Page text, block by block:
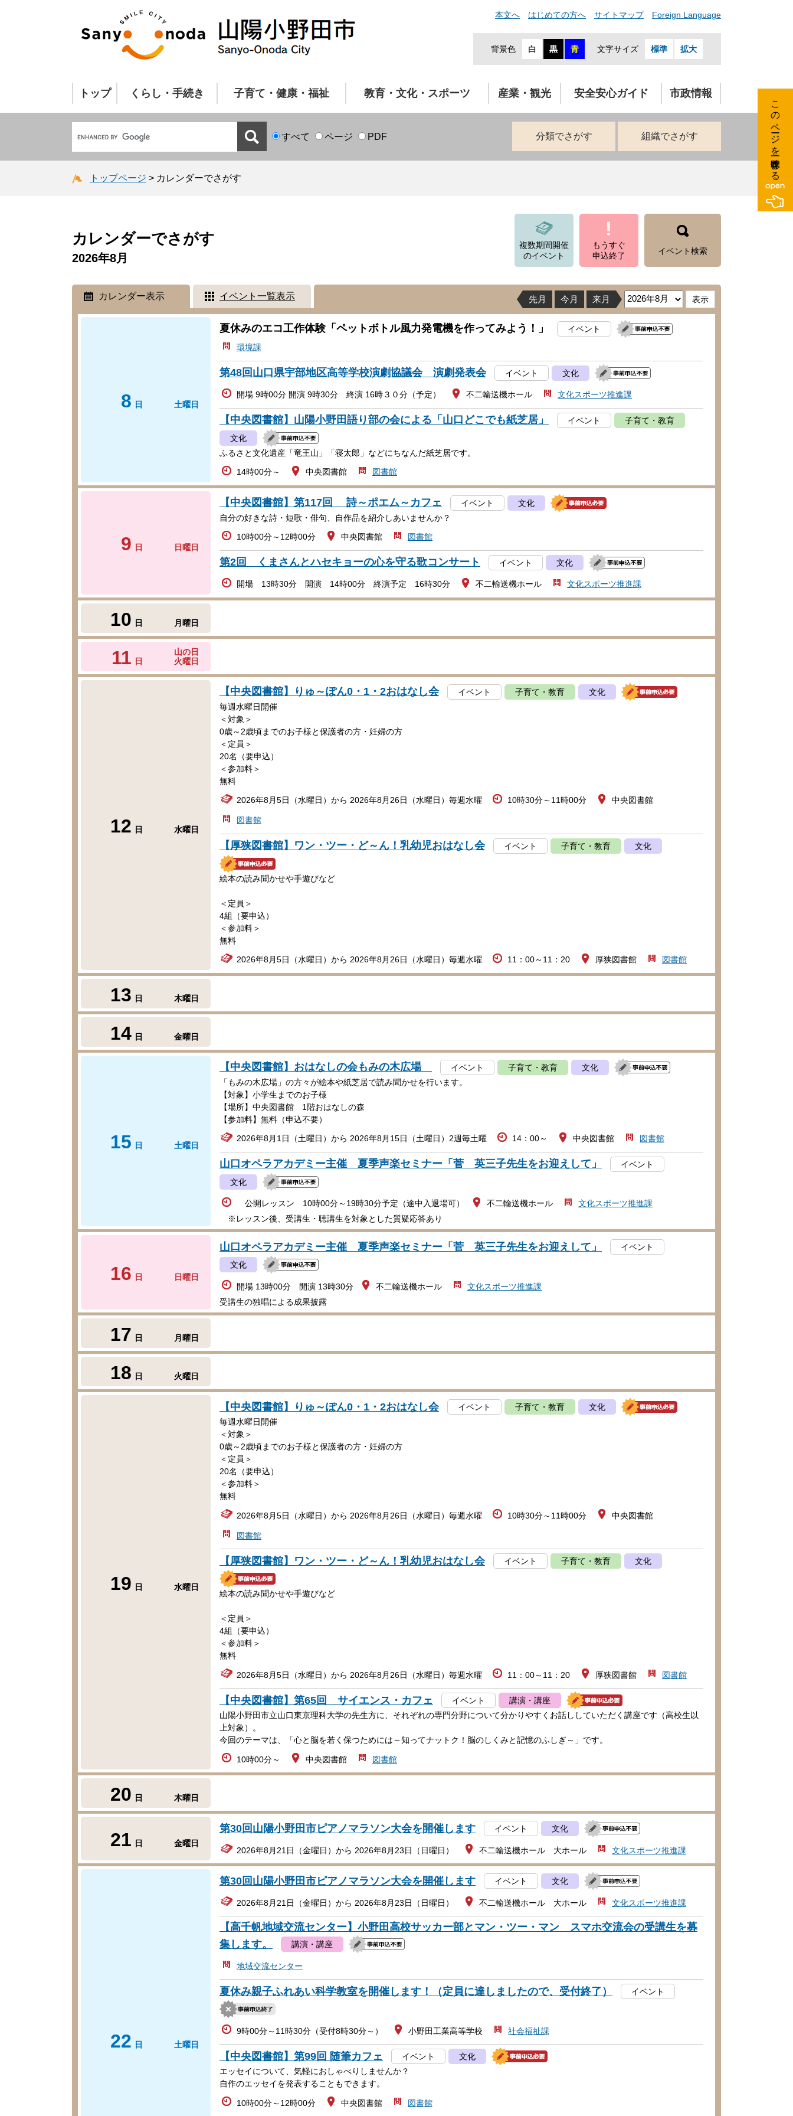
本文へ はじめての方へ サイトマップ Foreign Language
背景色 白 黒 青 文字サイズ 標準 拡大
トップ くらし・手続き 子育て・健康・福祉 教育・文化・スポーツ 産業・観光 安全安心ガイド 市政情報
すべて ページ PDF 分類でさがす 組織でさがす
トップページ > カレンダーでさがす
カレンダーでさがす
複数期間開催
のイベント
もうすぐ
申込終了
イベント検索
2026年8月
カレンダー表示 イベント一覧表示 先月 今月 来月
8 日 土曜日
夏休みのエコ工作体験「ペットボトル風力発電機を作ってみよう！」
イベント
環境課
第48回山口県宇部地区高等学校演劇協議会 演劇発表会 イベント 文化
開場 9時00分 開演 9時30分 終演 16時３０分（予定） 不二輸送機ホール 文化スポーツ推進課
【中央図書館】山陽小野田語り部の会による「山口どこでも紙芝居」 イベント
子育て・教育
文化
ふるさと文化遺産「竜王山」「寝太郎」などにちなんだ紙芝居です。
14時00分～ 中央図書館 図書館
9 日 日曜日
【中央図書館】第117回 詩～ポエム～カフェ イベント
文化
自分の好きな詩・短歌・俳句、自作品を紹介しあいませんか？
10時00分～12時00分 中央図書館 図書館
第2回 くまさんとハセキョーの心を守る歌コンサート イベント 文化
開場 13時30分 開演 14時00分 終演予定 16時30分 不二輸送機ホール 文化スポーツ推進課
10 日 月曜日
11 日
山の日
火曜日
12 日 水曜日
【中央図書館】りゅ～ぽん0・1・2おはなし会 イベント 子育て・教育
文化
毎週水曜日開催
＜対象＞
0歳～2歳頃までのお子様と保護者の方・妊婦の方
＜定員＞
20名（要申込）
＜参加料＞
無料
2026年8月5日（水曜日）から 2026年8月26日（水曜日）毎週水曜 10時30分～11時00分 中央図書館
図書館
【厚狭図書館】ワン・ツー・ど～ん！乳幼児おはなし会 イベント 子育て・教育 文化
絵本の読み聞かせや手遊びなど
＜定員＞
4組（要申込）
＜参加料＞
無料
2026年8月5日（水曜日）から 2026年8月26日（水曜日）毎週水曜 11：00～11：20 厚狭図書館 図書館
13 日 木曜日
14 日 金曜日
15 日 土曜日
【中央図書館】おはなしの会もみの木広場 イベント 子育て・教育
文化
「もみの木広場」の方々が絵本や紙芝居で読み聞かせを行います。
【対象】小学生までのお子様
【場所】中央図書館 1階おはなしの森
【参加料】無料（申込不要）
2026年8月1日（土曜日）から 2026年8月15日（土曜日）2週毎土曜 14：00～ 中央図書館 図書館
山口オペラアカデミー主催 夏季声楽セミナー「菅 英三子先生をお迎えして」
イベント
文化
公開レッスン 10時00分～19時30分予定（途中入退場可）
※レッスン後、受講生・聴講生を対象とした質疑応答あり
不二輸送機ホール 文化スポーツ推進課
16 日 日曜日
山口オペラアカデミー主催 夏季声楽セミナー「菅 英三子先生をお迎えして」
イベント
文化
開場 13時00分 開演 13時30分
受講生の独唱による成果披露
不二輸送機ホール 文化スポーツ推進課
17 日 月曜日
18 日 火曜日
19 日 水曜日
【中央図書館】りゅ～ぽん0・1・2おはなし会 イベント 子育て・教育
文化
毎週水曜日開催
＜対象＞
0歳～2歳頃までのお子様と保護者の方・妊婦の方
＜定員＞
20名（要申込）
＜参加料＞
無料
2026年8月5日（水曜日）から 2026年8月26日（水曜日）毎週水曜 10時30分～11時00分 中央図書館
図書館
【厚狭図書館】ワン・ツー・ど～ん！乳幼児おはなし会 イベント 子育て・教育 文化
絵本の読み聞かせや手遊びなど
＜定員＞
4組（要申込）
＜参加料＞
無料
2026年8月5日（水曜日）から 2026年8月26日（水曜日）毎週水曜 11：00～11：20 厚狭図書館 図書館
【中央図書館】第65回 サイエンス・カフェ イベント
講演・講座
山陽小野田市立山口東京理科大学の先生方に、それぞれの専門分野について分かりやすくお話ししていただく講座です（高校生以
上対象）。
今回のテーマは、「心と脳を若く保つためには～知ってナットク！脳のしくみと記憶のふしぎ～」です。
10時00分～ 中央図書館 図書館
20 日 木曜日
21 日 金曜日
第30回山陽小野田市ピアノマラソン大会を開催します イベント 文化
2026年8月21日（金曜日）から 2026年8月23日（日曜日） 不二輸送機ホール 大ホール 文化スポーツ推進課
22 日 土曜日
第30回山陽小野田市ピアノマラソン大会を開催します イベント 文化
2026年8月21日（金曜日）から 2026年8月23日（日曜日） 不二輸送機ホール 大ホール 文化スポーツ推進課
【高千帆地域交流センター】小野田高校サッカー部とマン・ツー・マン スマホ交流会の受講生を募
集します。
講演・講座
地域交流センター
夏休み親子ふれあい科学教室を開催します！（定員に達しましたので、受付終了） イベント
9時00分～11時30分（受付8時30分～） 小野田工業高等学校 社会福祉課
【中央図書館】第99回 随筆カフェ イベント
文化
エッセイについて、気軽におしゃべりしませんか？
自作のエッセイを発表することもできます。
10時00分～12時00分 中央図書館 図書館
このページを一時保存する